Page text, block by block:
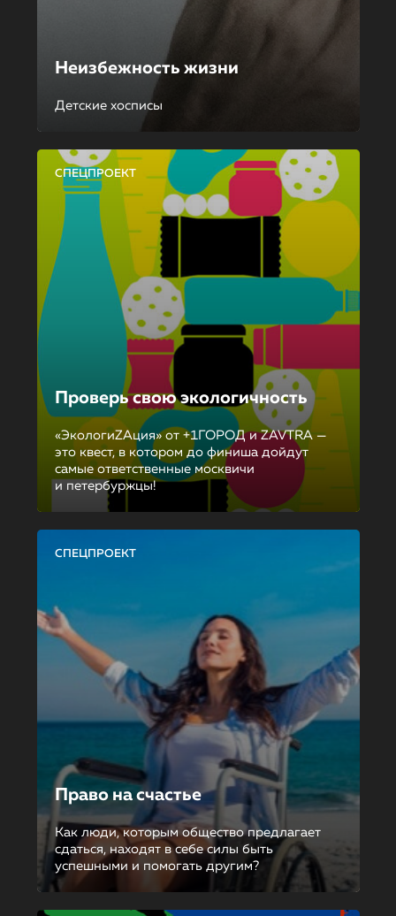
Неизбежность жизни
Детские хосписы
СПЕЦПРОЕКТ
Проверь свою экологичность
«ЭкологиZAция» от +1ГОРОД и ZAVTRA —
это квест, в котором до финиша дойдут
самые ответственные москвичи
и петербуржцы!
СПЕЦПРОЕКТ
Право на счастье
Как люди, которым общество предлагает
сдаться, находят в себе силы быть
успешными и помогать другим?